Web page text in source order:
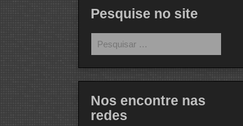
Pesquise no site
por:
Nos encontre nas
redes